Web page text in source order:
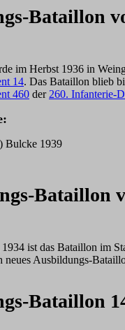
Bataillon
im Herbst 1936 in
14. Das Bataillon blieb
460 der 260. Infanterie-
Bulcke 1939
Bataillon
ist das Bataillon im
neues Ausbildungs-
Bataillon